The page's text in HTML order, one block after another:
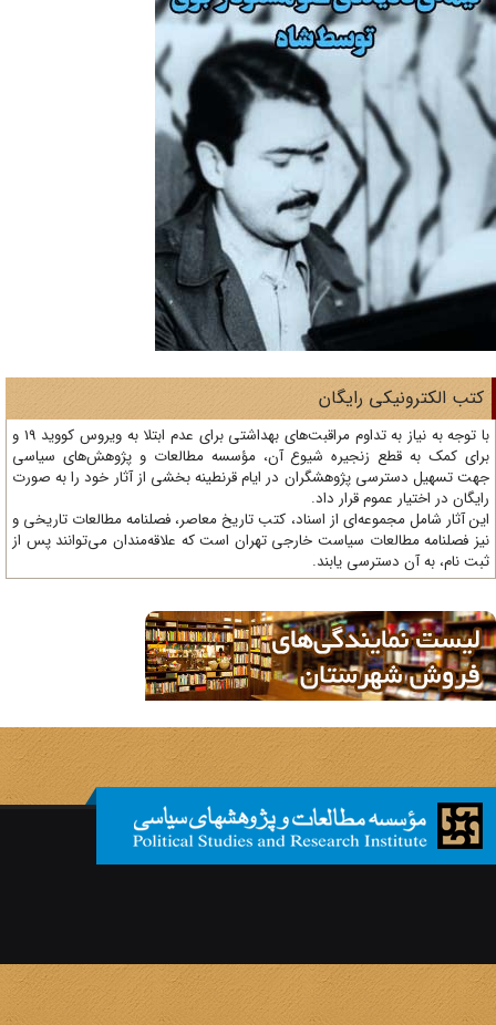
الکترونیکی رایگان
با توجه به نیاز به تداوم مراقبت‌های بهداشتی برای عدم ابتلا به ویروس کووید 19 و
کمک به قطع زنجیره شیوع آن، مؤسسه مطالعات و پژوهش‌های سیاسی
تسهیل دسترسی پژوهشگران در ایام قرنطینه بخشی از آثار خود را به صورت
در اختیار عموم قرار داد.
آثار شامل مجموعه‌ای از اسناد، کتب تاریخ معاصر، فصلنامه‌ مطالعات تاریخی و
فصلنامه مطالعات سیاست خارجی تهران است که علاقه‌مندان می‌توانند پس از
نام، به آن دسترسی یابند.